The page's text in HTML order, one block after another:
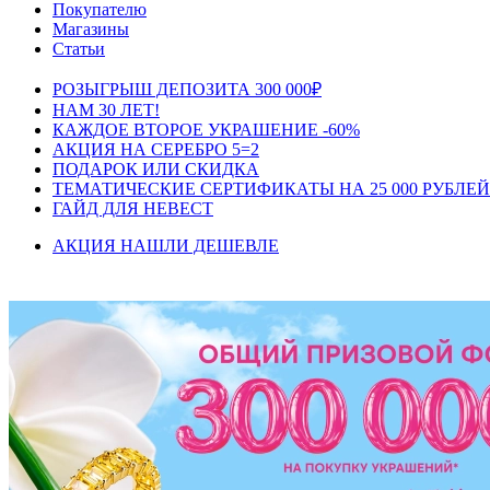
Покупателю
Магазины
Статьи
РОЗЫГРЫШ ДЕПОЗИТА 300 000₽
НАМ 30 ЛЕТ!
КАЖДОЕ ВТОРОЕ УКРАШЕНИЕ -60%
АКЦИЯ НА СЕРЕБРО 5=2
ПОДАРОК ИЛИ СКИДКА
ТЕМАТИЧЕСКИЕ СЕРТИФИКАТЫ НА 25 000 РУБЛЕЙ
ГАЙД ДЛЯ НЕВЕСТ
АКЦИЯ НАШЛИ ДЕШЕВЛЕ